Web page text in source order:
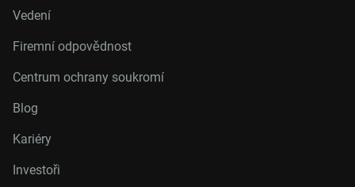
Vedení
Firemní odpovědnost
Centrum ochrany soukromí
Blog
Kariéry
Investoři